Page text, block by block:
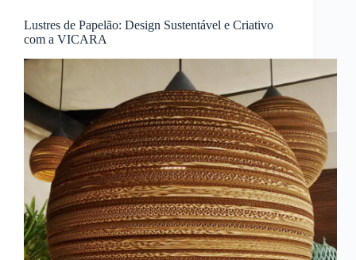
Lustres de Papelão: Design Sustentável e Criativo
com a VICARA